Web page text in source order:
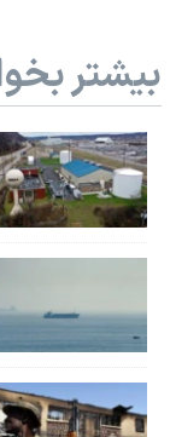
بیشتر